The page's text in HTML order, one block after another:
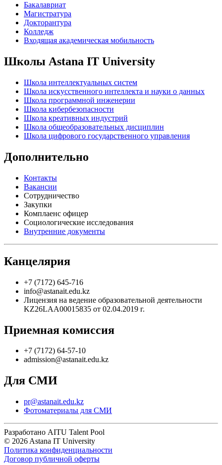
Бакалавриат
Магистратура
Докторантура
Колледж
Входящая академическая мобильность
Школы Astana IT University
Школа интеллектуальных систем
Школа искусственного интеллекта и науки о данных
Школа программной инженерии
Школа кибербезопасности
Школа креативных индустрий
Школа общеобразовательных дисциплин
Школа цифрового государственного управления
Дополнительно
Контакты
Вакансии
Сотрудничество
Закупки
Комплаенс офицер
Социологические исследования
Внутренние документы
Канцелярия
+7 (7172) 645-716
info@astanait.edu.kz
Лицензия на ведение образовательной деятельности
KZ26LAA00015835 от 02.04.2019 г.
Приемная комиссия
+7 (7172) 64-57-10
admission@astanait.edu.kz
Для СМИ
pr@astanait.edu.kz
Фотоматериалы для СМИ
Разработано AITU Talent Pool
© 2026 Astana IT University
Политика конфиденциальности
Договор публичной оферты